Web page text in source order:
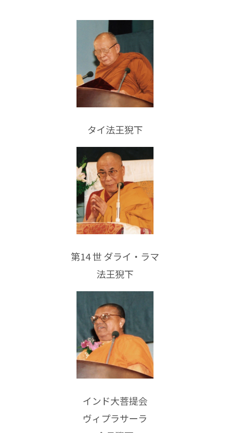
タイ法王猊下
第14 世 ダライ・ラマ
法王猊下
インド大菩提会
ヴィプラサーラ